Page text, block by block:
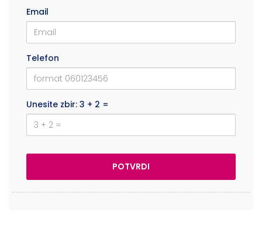
Email
Telefon
Unesite zbir: 3 + 2 =